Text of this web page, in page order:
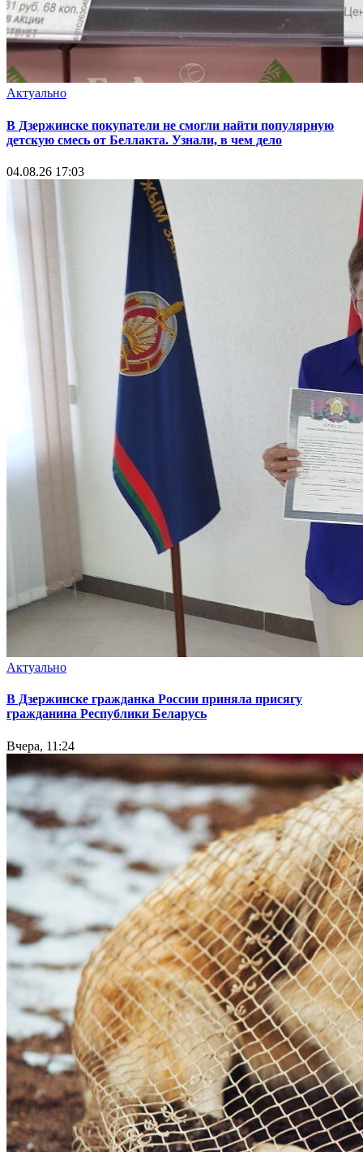
Актуально
В Дзержинске покупатели не смогли найти популярную
детскую смесь от Беллакта. Узнали, в чем дело
04.08.26 17:03
Актуально
В Дзержинске гражданка России приняла присягу
гражданина Республики Беларусь
Вчера, 11:24